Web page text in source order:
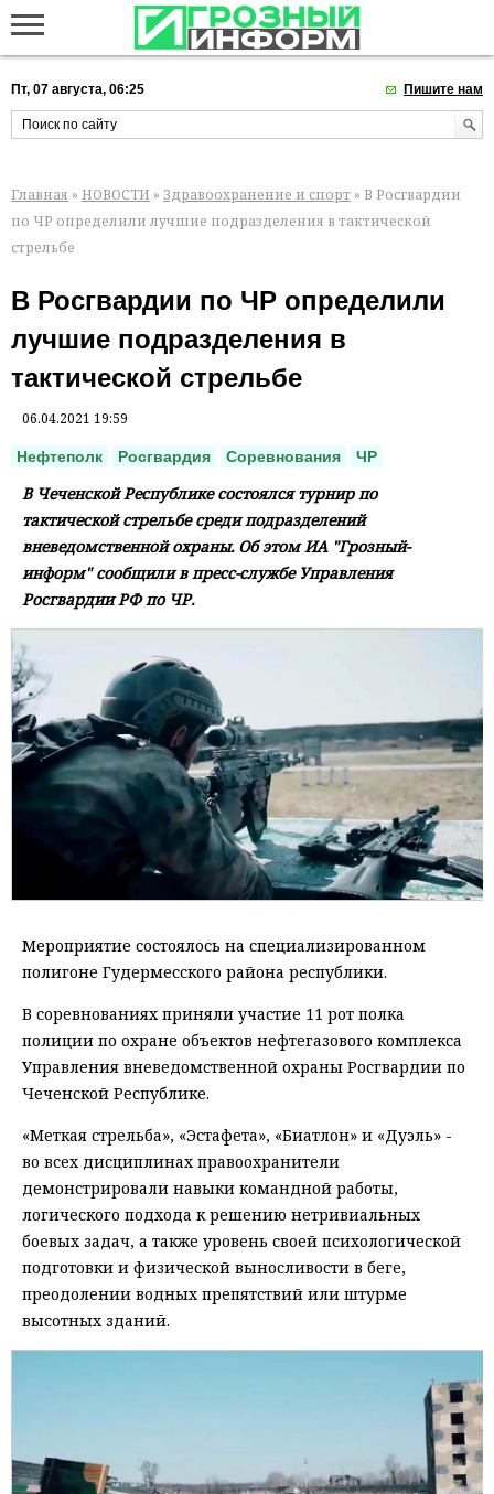
Пт, 07 августа, 06:25 Пишите нам
Главная » НОВОСТИ » Здравоохранение и спорт » В Росгвардии
по ЧР определили лучшие подразделения в тактической
стрельбе
В Росгвардии по ЧР определили
лучшие подразделения в
тактической стрельбе
06.04.2021 19:59
Нефтеполк Росгвардия Соревнования ЧР
В Чеченской Республике состоялся турнир по
тактической стрельбе среди подразделений
вневедомственной охраны. Об этом ИА "Грозный-
информ" сообщили в пресс-службе Управления
Росгвардии РФ по ЧР.
Мероприятие состоялось на специализированном
полигоне Гудермесского района республики.
В соревнованиях приняли участие 11 рот полка
полиции по охране объектов нефтегазового комплекса
Управления вневедомственной охраны Росгвардии по
Чеченской Республике.
«Меткая стрельба», «Эстафета», «Биатлон» и «Дуэль» -
во всех дисциплинах правоохранители
демонстрировали навыки командной работы,
логического подхода к решению нетривиальных
боевых задач, а также уровень своей психологической
подготовки и физической выносливости в беге,
преодолении водных препятствий или штурме
высотных зданий.